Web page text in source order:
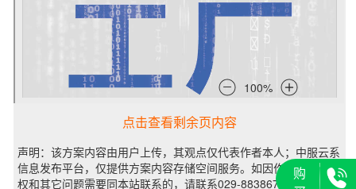
点击查看剩余页内容
声明：该方案内容由用户上传，其观点仅代表作者本人；中服云系
信息发布平台，仅提供方案内容存储空间服务。如因作品内容、版
权和其它问题需要同本站联系的，请联系029-88386725。
购